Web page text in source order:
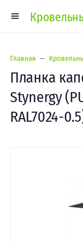
Главная
Планка
Stynergy
RAL7024-